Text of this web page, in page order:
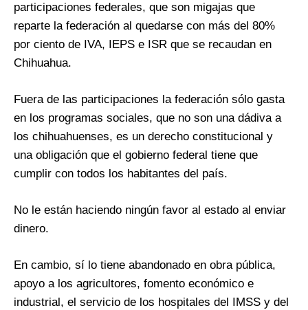
participaciones federales, que son migajas que
reparte la federación al quedarse con más del 80%
por ciento de IVA, IEPS e ISR que se recaudan en
Chihuahua.
Fuera de las participaciones la federación sólo gasta
en los programas sociales, que no son una dádiva a
los chihuahuenses, es un derecho constitucional y
una obligación que el gobierno federal tiene que
cumplir con todos los habitantes del país.
No le están haciendo ningún favor al estado al enviar
dinero.
En cambio, sí lo tiene abandonado en obra pública,
apoyo a los agricultores, fomento económico e
industrial, el servicio de los hospitales del IMSS y del